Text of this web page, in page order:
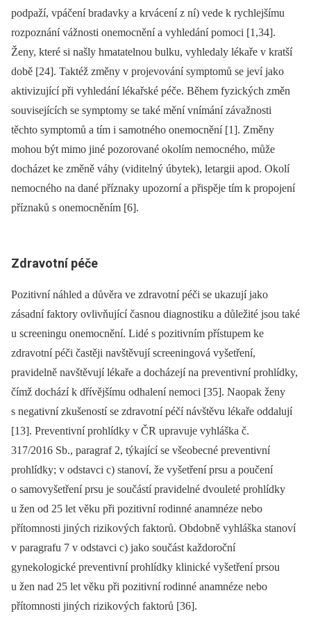
podpaží, vpáčení bradavky a krvácení z ní) vede k rychlejšímu
rozpoznání vážnosti onemocnění a vyhledání pomoci [1,34].
Ženy, které si našly hmatatelnou bulku, vyhledaly lékaře v kratší
době [24]. Taktéž změny v projevování symptomů se jeví jako
aktivizující při vyhledání lékařské péče. Během fyzických změn
souvisejících se symptomy se také mění vnímání závažnosti
těchto symptomů a tím i samotného onemocnění [1]. Změny
mohou být mimo jiné pozorované okolím nemocného, může
docházet ke změně váhy (viditelný úbytek), letargii apod. Okolí
nemocného na dané příznaky upozorní a přispěje tím k propojení
příznaků s onemocněním [6].
Zdravotní péče
Pozitivní náhled a důvěra ve zdravotní péči se ukazují jako
zásadní faktory ovlivňující časnou dia­gnostiku a důležité jsou také
u screeningu onemocnění. Lidé s pozitivním přístupem ke
zdravotní péči častěji navštěvují screeningová vyšetření,
pravidelně navštěvují lékaře a docházejí na preventivní prohlídky,
čímž dochází k dřívějšímu odhalení nemoci [35]. Naopak ženy
s negativní zkušeností se zdravotní péčí návštěvu lékaře oddalují
[13]. Preventivní prohlídky v ČR upravuje vyhláška č.
317/2016 Sb., paragraf 2, týkající se všeobecné preventivní
prohlídky; v odstavci c) stanoví, že vyšetření prsu a poučení
o samovyšetření prsu je součástí pravidelné dvouleté prohlídky
u žen od 25 let věku při pozitivní rodinné anamnéze nebo
přítomnosti jiných rizikových faktorů. Obdobně vyhláška stanoví
v paragrafu 7 v odstavci c) jako součást každoroční
gynekologické preventivní prohlídky klinické vyšetření prsou
u žen nad 25 let věku při pozitivní rodinné anamnéze nebo
přítomnosti jiných rizikových faktorů [36].